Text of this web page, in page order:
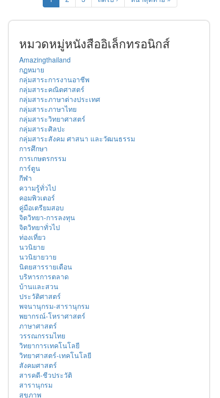
หมวดหมู่หนังสืออิเล็กทรอนิกส์
Amazingthailand
กฏหมาย
กลุ่มสาระการงานอาชีพ
กลุ่มสาระคณิตศาสตร์
กลุ่มสาระภาษาต่างประเทศ
กลุ่มสาระภาษาไทย
กลุ่มสาระวิทยาศาสตร์
กลุ่มสาระศิลปะ
กลุ่มสาระสังคม ศาสนา และวัฒนธรรม
การศึกษา
การเกษตรกรรม
การ์ตูน
กีฬา
ความรู้ทั่วไป
คอมพิวเตอร์
คู่มือเตรียมสอบ
จิตวิทยา-การลงทุน
จิตวิทยาทั่วไป
ท่องเที่ยว
นวนิยาย
นวนิยายวาย
นิตยสารรายเดือน
บริหารการตลาด
บ้านและสวน
ประวัติศาสตร์
พจนานุกรม-สารานุกรม
พยากรณ์-โหราศาสตร์
ภาษาศาสตร์
วรรณกรรมไทย
วิทยาการเทคโนโลยี
วิทยาศาสตร์-เทคโนโลยี
สังคมศาสตร์
สารคดี-ชีวประวัติ
สารานุกรม
สุขภาพ